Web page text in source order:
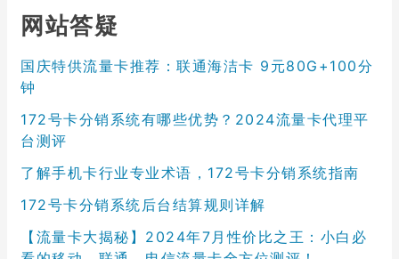
网站答疑
国庆特供流量卡推荐：联通海洁卡 9元80G+100分
钟
172号卡分销系统有哪些优势？2024流量卡代理平
台测评
了解手机卡行业专业术语，172号卡分销系统指南
172号卡分销系统后台结算规则详解
【流量卡大揭秘】2024年7月性价比之王：小白必